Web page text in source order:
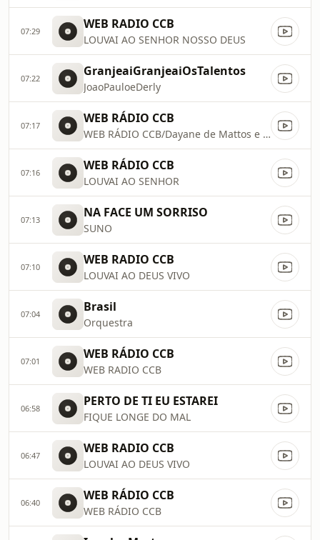
07:29 WEB RADIO CCB
LOUVAI AO SENHOR NOSSO DEUS
07:22 GranjeaiGranjeaiOsTalentos
JoaoPauloeDerly
07:17 WEB RÁDIO CCB
WEB RÁDIO CCB/Dayane de Mattos e samuel de camargo
07:16 WEB RÁDIO CCB
LOUVAI AO SENHOR
07:13 NA FACE UM SORRISO
SUNO
07:10 WEB RADIO CCB
LOUVAI AO DEUS VIVO
07:04 Brasil
Orquestra
07:01 WEB RÁDIO CCB
WEB RADIO CCB
06:58 PERTO DE TI EU ESTAREI
FIQUE LONGE DO MAL
06:47 WEB RADIO CCB
LOUVAI AO DEUS VIVO
06:40 WEB RÁDIO CCB
WEB RÁDIO CCB